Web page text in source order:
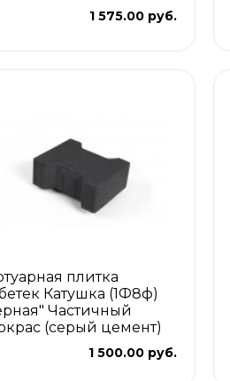
1 575.00 руб.
плитка
Катушка (1Ф8ф)
Частичный
(серый цемент)
1 500.00 руб.